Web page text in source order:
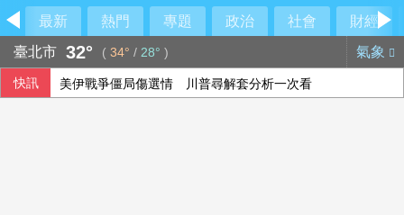
最新 熱門 專題 政治 社會
財經
臺北市 32° ( 34° / 28° ) 氣象
快訊 美伊戰爭僵局傷選情 川普尋解套分析一次看